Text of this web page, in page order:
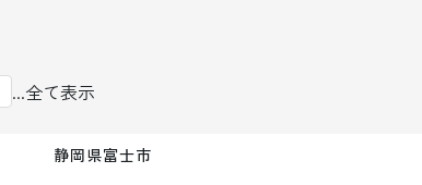
...全て表示
静岡県富士市